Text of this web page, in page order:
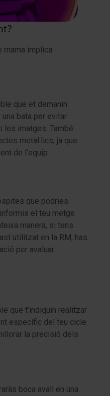
mama implica:
que et demanin
bata per evitar
les imatges. També
metàl·lics, ja que
de l’equip.
que podries
el teu metge
manera, si tens
utilitzat en la RM, has
per avaluar
que t’indiquin realitzar
específic del teu cicle
la precisió dels
boca avall en una